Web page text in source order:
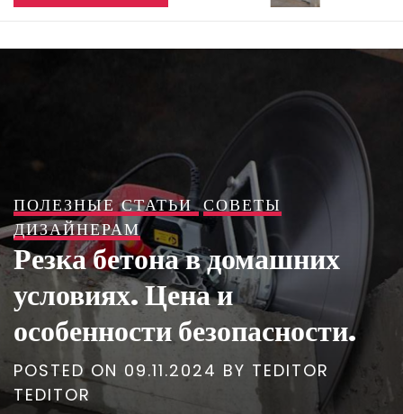
ПОЛЕЗНЫЕ СТАТЬИ СОВЕТЫ
ДИЗАЙНЕРАМ
Резка бетона в домашних
условиях. Цена и
особенности безопасности.
POSTED ON 09.11.2024 BY TEDITOR
TEDITOR